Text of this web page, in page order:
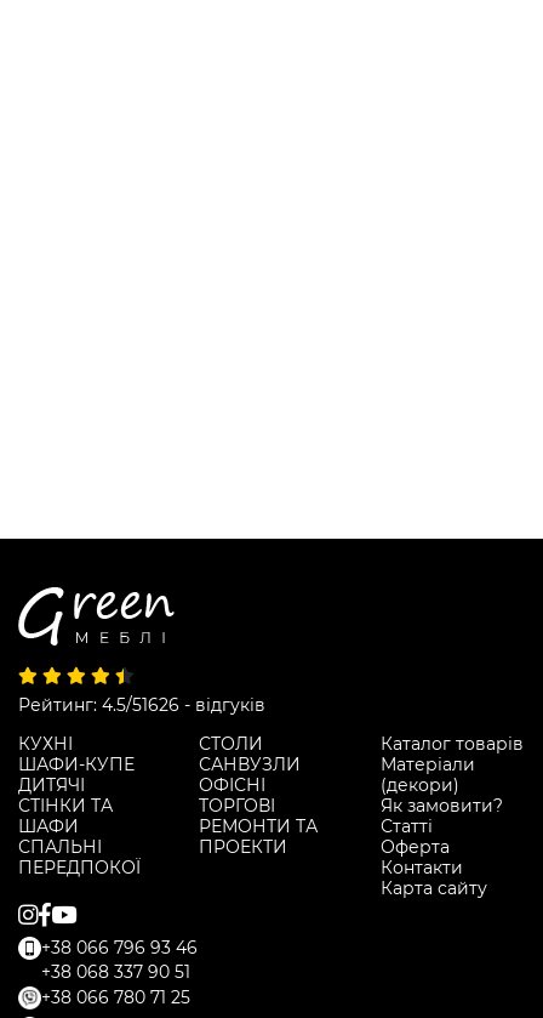
Рейтинг: 4.5/51626 - відгуків
КУХНІ
ШАФИ-КУПЕ
ДИТЯЧІ
СТІНКИ ТА
ШАФИ
СПАЛЬНІ
ПЕРЕДПОКОЇ
СТОЛИ
САНВУЗЛИ
ОФІСНІ
ТОРГОВІ
РЕМОНТИ ТА
ПРОЕКТИ
Каталог товарів
Матеріали
(декори)
Як замовити?
Статті
Оферта
Контакти
Карта сайту
+38 066 796 93 46
+38 068 337 90 51
+38 066 780 71 25